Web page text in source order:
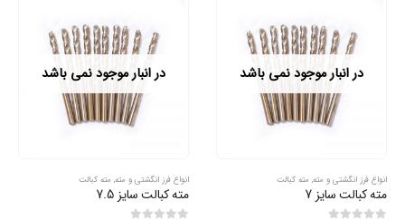
در انبار موجود نمی باشد
انواع فرز انگشتی و مته, مته کبالت
مته کبالت سایز 7
در انبار موجود نمی باشد
انواع فرز انگشتی و مته, مته کبالت
مته کبالت سایز 7.5